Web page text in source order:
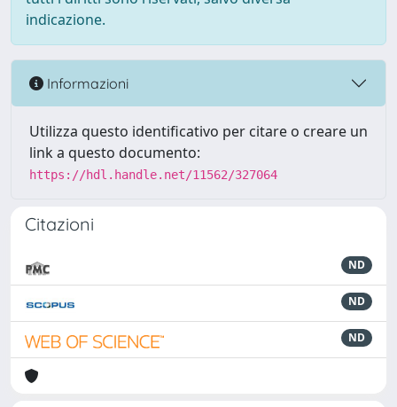
indicazione.
Informazioni
Utilizza questo identificativo per citare o creare un
link a questo documento:
https://hdl.handle.net/11562/327064
Citazioni
ND
ND
ND